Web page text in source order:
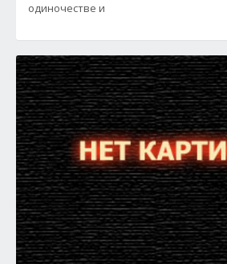
одиночестве и